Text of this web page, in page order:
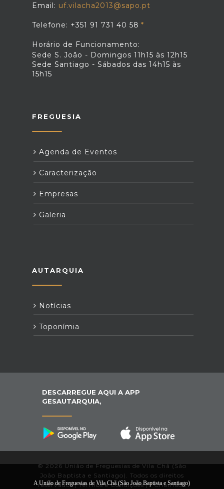
Email: uf.vilacha2013@sapo.pt
Telefone: +351 91 731 40 58
Horário de Funcionamento:
Sede S. João - Domingos 11h15 às 12h15
Sede Santiago - Sábados das 14h15 às
15h15
FREGUESIA
Agenda de Eventos
Caracterização
Empresas
Galeria
AUTARQUIA
Notícias
Toponímia
DESCARREGUE AQUI A APP
GESAUTARQUIA,
© 2026 União de Freguesias de Vila Chã (São
João Baptista e Santiago). Todos os direitos
reservados |Termos e Condições|*Chamada
A União de Freguesias de Vila Chã (São João Baptista e Santiago)